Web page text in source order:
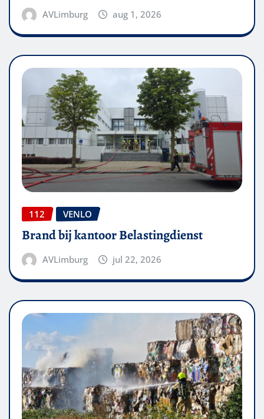
AVLimburg aug 1, 2026
112 VENLO
Brand bij kantoor Belastingdienst
AVLimburg jul 22, 2026